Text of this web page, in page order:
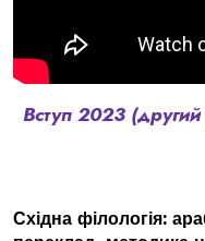
Вступ 2023 (другий
Східна філологія: